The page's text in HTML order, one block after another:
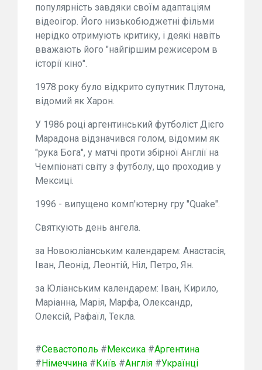
популярність завдяки своїм адаптаціям
відеоігор. Його низькобюджетні фільми
нерідко отримують критику, і деякі навіть
вважають його "найгіршим режисером в
історії кіно".
1978 року було відкрито супутник Плутона,
відомий як Харон.
У 1986 році аргентинський футболіст Дієго
Марадона відзначився голом, відомим як
"рука Бога", у матчі проти збірної Англії на
Чемпіонаті світу з футболу, що проходив у
Мексиці.
1996 - випущено комп'ютерну гру "Quake".
Святкують день ангела.
за Новоюліанським календарем: Анастасія,
Іван, Леонід, Леонтій, Ніл, Петро, Ян.
за Юліанським календарем: Іван, Кирило,
Маріанна, Марія, Марфа, Олександр,
Олексій, Рафаїл, Текла.
#Севастополь #Мексика #Аргентина
#Німеччина #Київ #Англія #Українці